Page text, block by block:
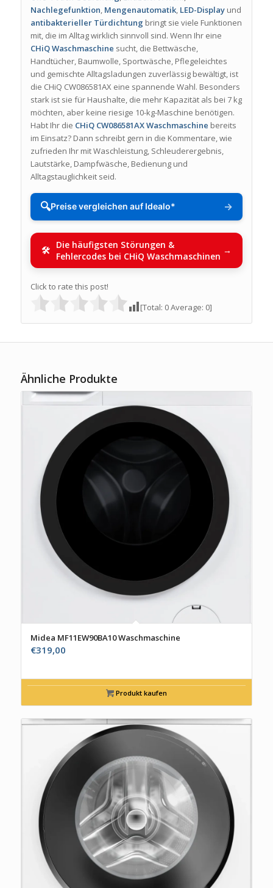
Nachlegefunktion, Mengenautomatik, LED-Displayund
antibakterieller Türdichtung bringt sie viele Funktionen
mit, die im Alltag wirklich sinnvoll sind. Wenn Ihr eine
CHiQ Waschmaschine sucht, die Bettwäsche,
Handtücher, Baumwolle, Sportwäsche, Pflegeleichtes
und gemischte Alltagsladungen zuverlässig bewältigt, ist
die CHiQ CW086581AX eine spannende Wahl. Besonders
stark ist sie für Haushalte, die mehr Kapazität als bei 7 kg
möchten, aber keine riesige 10-kg-Maschine benötigen.
Habt Ihr die CHiQ CW086581AX Waschmaschine bereits
im Einsatz? Dann schreibt gern in die Kommentare, wie
zufrieden Ihr mit Waschleistung, Schleuderergebnis,
Lautstärke, Dampfwäsche, Bedienung und
Alltagstauglichkeit seid.
🔍Preise vergleichen auf Idealo* →
Die häufigsten Störungen &
Fehlercodes bei CHiQ Waschmaschinen
Click to rate this post!
[Total: 0Average: 0]
Ähnliche Produkte
Midea MF11EW90BA10 Waschmaschine
€319,00
Produkt kaufen